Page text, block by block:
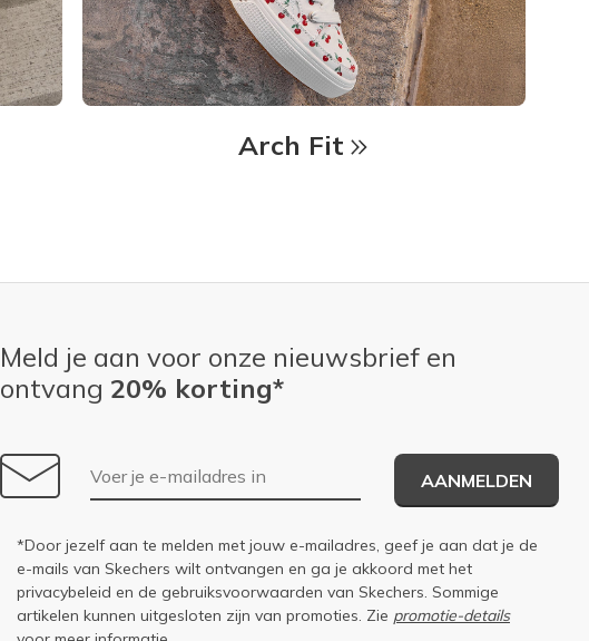
Arch Fit
Meld je aan voor onze nieuwsbrief en
ontvang 20% korting*
E-mailadres
AANMELDEN
*Door jezelf aan te melden met jouw e-mailadres, geef je aan dat je de
e-mails van Skechers wilt ontvangen en ga je akkoord met het
privacybeleid en de gebruiksvoorwaarden van Skechers. Sommige
artikelen kunnen uitgesloten zijn van promoties. Zie promotie-details